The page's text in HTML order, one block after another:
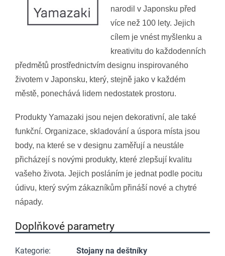
narodil v Japonsku před
více než 100 lety. Jejich
cílem je vnést myšlenku a
kreativitu do každodenních
předmětů prostřednictvím designu inspirovaného
životem v Japonsku, který, stejně jako v každém
městě, ponechává lidem nedostatek prostoru.
Produkty Yamazaki jsou nejen dekorativní, ale také
funkční. Organizace, skladování a úspora místa jsou
body, na které se v designu zaměřují a neustále
přicházejí s novými produkty, které zlepšují kvalitu
vašeho života. Jejich posláním je jednat podle pocitu
údivu, který svým zákazníkům přináší nové a chytré
nápady.
Doplňkové parametry
Kategorie:
Stojany na deštníky